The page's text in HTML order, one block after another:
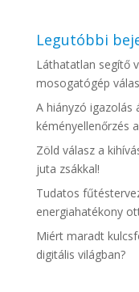
Legutóbbi
Láthatatlan segítő
mosogatógép
A hiányzó igazolás
kéményellenőrzés
Zöld válasz a
juta zsákkal!
Tudatos
energiahatékony
Miért maradt
digitális világban?